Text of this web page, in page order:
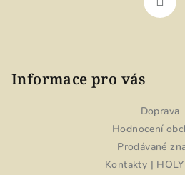
Informace pro vás
Doprava
Hodnocení
Prodávané
Kontakty |